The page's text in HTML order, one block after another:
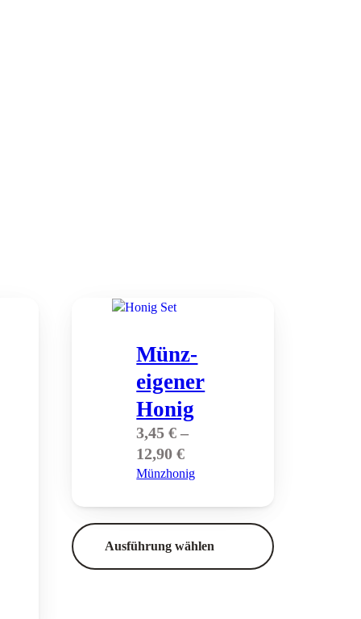
Münz­
eigener
Honig
3,45€ –
12,90€Preisspanne:
3,45 €
bis
Münzhonig
Ausführung wählen